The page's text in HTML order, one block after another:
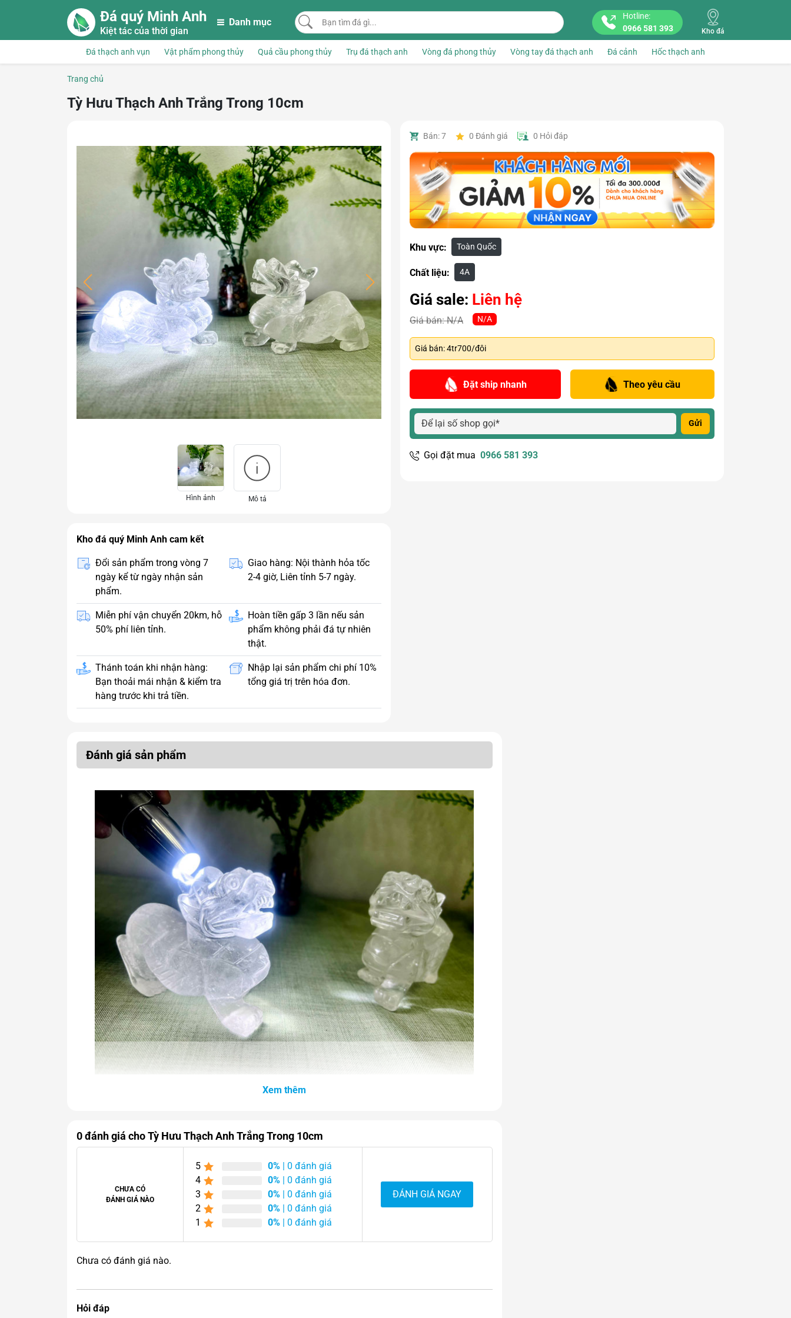
Skip to main content
Đá quý Minh Anh
Kiệt tác của thời gian
Danh mục Bạn tìm đá gì...
Hotline:
0966 581 393
Kho đá
Đá thạch anh vụn Vật phẩm phong thủy Quả cầu phong thủy Trụ đá thạch anh Vòng đá phong thủy Vòng tay đá thạch anh Đá cảnh Hốc thạch anh
Trang chủ
Tỳ Hưu Thạch Anh Trắng Trong 10cm
Hình ảnh Mô tả
Kho đá quý Minh Anh cam kết
Đổi sản phẩm trong vòng 7
ngày kể từ ngày nhận sản
phẩm.
Giao hàng: Nội thành hỏa tốc
2-4 giờ, Liên tỉnh 5-7 ngày.
Miễn phí vận chuyển 20km, hỗ
50% phí liên tỉnh.
Hoàn tiền gấp 3 lần nếu sản
phẩm không phải đá tự nhiên
thật.
Thánh toán khi nhận hàng:
Bạn thoải mái nhận & kiểm tra
hàng trước khi trả tiền.
Nhập lại sản phẩm chi phí 10%
tổng giá trị trên hóa đơn.
Bán: 7 0 Đánh giá 0 Hỏi đáp
Khu vực: Toàn Quốc
Chất liệu: 4A
Giá sale: Liên hệ
Giá bán:N/A N/A
Giá bán: 4tr700/đôi
Đặt ship nhanh Theo yêu cầu
Gửi
Gọi đặt mua 0966 581 393
Đánh giá sản phẩm
Xem thêm
0 đánh giá cho Tỳ Hưu Thạch Anh Trắng Trong 10cm
CHƯA CÓ
ĐÁNH GIÁ NÀO
5 0%| 0 đánh giá
4
0%| 0 đánh giá
3
0%| 0 đánh giá
2
0%| 0 đánh giá
1
0%| 0 đánh giá
ĐÁNH GIÁ NGAY
Chưa có đánh giá nào.
Hỏi đáp